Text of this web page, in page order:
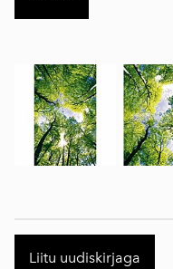
Liitu uudiskirjaga